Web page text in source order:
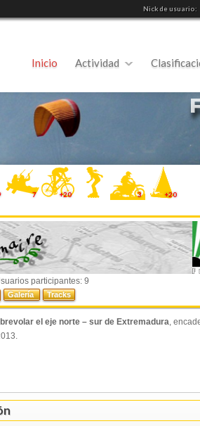
Nick de usuario:
Inicio Actividad
7 +20 3 +20
participantes: 9
Galería Tracks
el eje norte – sur de Extremadura ,